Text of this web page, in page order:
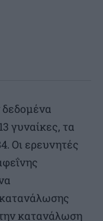
γυναίκες, τα
Οι ερευνητές
κατανάλωση